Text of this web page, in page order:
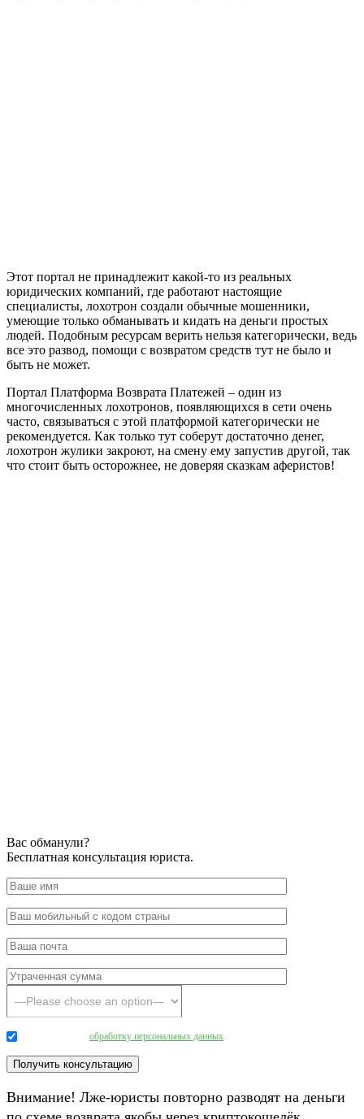
Этот портал не принадлежит какой-то из реальных
юридических компаний, где работают настоящие
специалисты, лохотрон создали обычные мошенники,
умеющие только обманывать и кидать на деньги простых
людей. Подобным ресурсам верить нельзя категорически, ведь
все это развод, помощи с возвратом средств тут не было и
быть не может.
Портал Платформа Возврата Платежей – один из
многочисленных лохотронов, появляющихся в сети очень
часто, связываться с этой платформой категорически не
рекомендуется. Как только тут соберут достаточно денег,
лохотрон жулики закроют, на смену ему запустив другой, так
что стоит быть осторожнее, не доверяя сказкам аферистов!
Вас обманули?
Бесплатная консультация юриста.
обработку персональных данных
Внимание! Лже-юристы повторно разводят на деньги